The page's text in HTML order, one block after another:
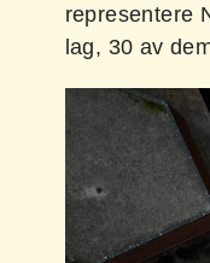
representere
lag, 30 av